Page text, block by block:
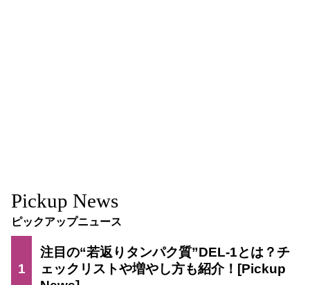
Pickup News
ピックアップニュース
1
注目の“若返りタンパク質”DEL-1とは？チ
ェックリストや増やし方も紹介！